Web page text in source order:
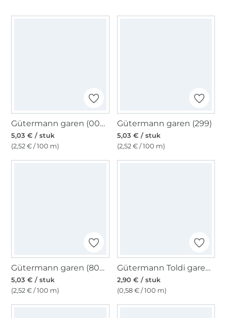
Gütermann garen (000) zwart
5,03 € / stuk
(2,52 € / 100 m)
Gütermann garen (299)
5,03 € / stuk
(2,52 € / 100 m)
Gütermann garen (800) wit
5,03 € / stuk
(2,52 € / 100 m)
Gütermann Toldi garen, 500 m zwart
2,90 € / stuk
(0,58 € / 100 m)